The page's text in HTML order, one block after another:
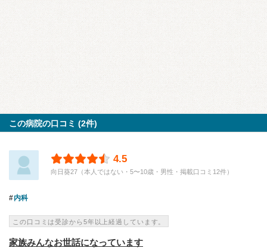
この病院の口コミ (2件)
4.5
向日葵27（本人ではない・5〜10歳・男性・掲載口コミ12件）
内科
この口コミは受診から5年以上経過しています。
家族みんなお世話になっています